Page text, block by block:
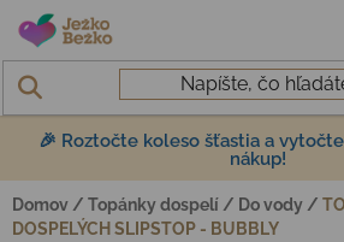
Prejsť na obsah
🎉 Roztočte koleso šťastia a
nákup!
Domov / Topánky dospelí / Do vody /
DOSPELÝCH SLIPSTOP - BUBBLY